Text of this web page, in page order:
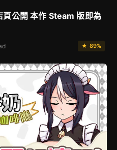
頁公開 本作 Steam 版即為
★ 89%